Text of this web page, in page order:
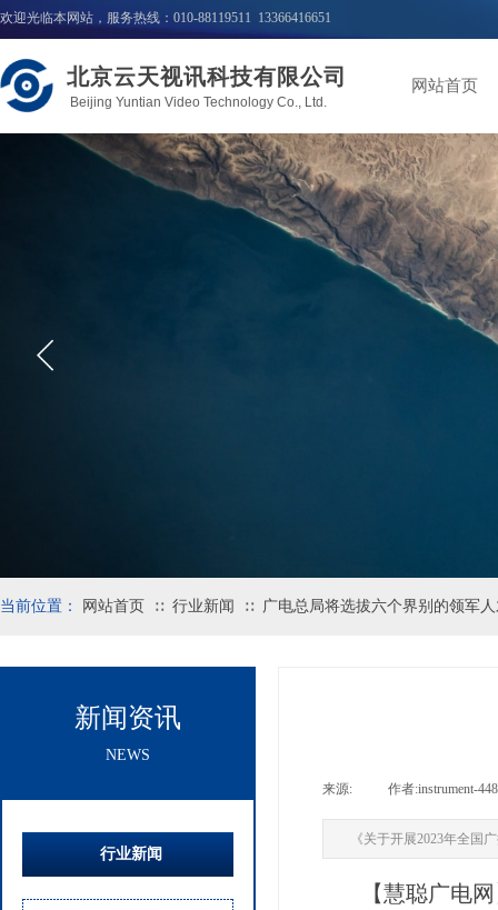
欢迎光临本网站，服务热线：010-88119511 13366416651
北京云天视讯科技有限公司
Beijing Yuntian Video Technology Co., Ltd.
网站首页
网站首页 ∷ 行业新闻 ∷ 广电总局将选拔六个界别的领军
当前位置：
行业新闻
NEWS
新闻资讯
来源: 作者:instrument-448
《关于开展2023年全国
【慧聪广电网